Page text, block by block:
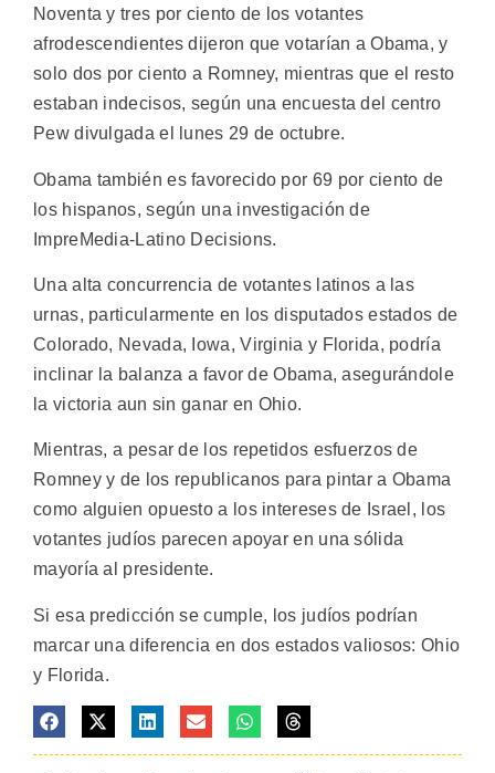
Noventa y tres por ciento de los votantes
afrodescendientes dijeron que votarían a Obama, y
solo dos por ciento a Romney, mientras que el resto
estaban indecisos, según una encuesta del centro
Pew divulgada el lunes 29 de octubre.
Obama también es favorecido por 69 por ciento de
los hispanos, según una investigación de
ImpreMedia-Latino Decisions.
Una alta concurrencia de votantes latinos a las
urnas, particularmente en los disputados estados de
Colorado, Nevada, Iowa, Virginia y Florida, podría
inclinar la balanza a favor de Obama, asegurándole
la victoria aun sin ganar en Ohio.
Mientras, a pesar de los repetidos esfuerzos de
Romney y de los republicanos para pintar a Obama
como alguien opuesto a los intereses de Israel, los
votantes judíos parecen apoyar en una sólida
mayoría al presidente.
Si esa predicción se cumple, los judíos podrían
marcar una diferencia en dos estados valiosos: Ohio
y Florida.